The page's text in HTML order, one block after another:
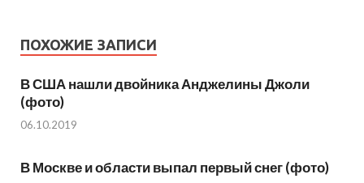
ПОХОЖИЕ ЗАПИСИ
В США нашли двойника Анджелины Джоли
(фото)
06.10.2019
В Москве и области выпал первый снег (фото)